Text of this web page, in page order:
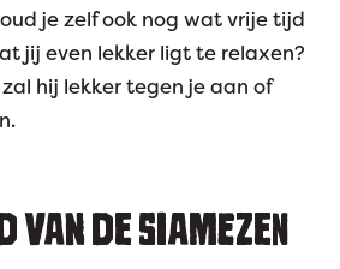
je zelf ook nog wat vrije tijd
jij even lekker ligt te relaxen?
hij lekker tegen je aan of
VAN DE SIAMEZEN